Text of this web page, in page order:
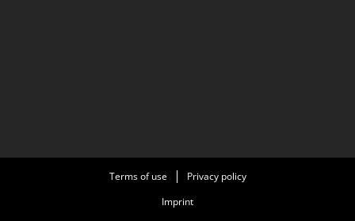
Terms of use
Privacy policy
Imprint